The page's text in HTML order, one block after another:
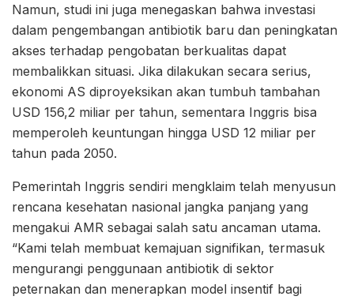
Namun, studi ini juga menegaskan bahwa investasi
dalam pengembangan antibiotik baru dan peningkatan
akses terhadap pengobatan berkualitas dapat
membalikkan situasi. Jika dilakukan secara serius,
ekonomi AS diproyeksikan akan tumbuh tambahan
USD 156,2 miliar per tahun, sementara Inggris bisa
memperoleh keuntungan hingga USD 12 miliar per
tahun pada 2050.
Pemerintah Inggris sendiri mengklaim telah menyusun
rencana kesehatan nasional jangka panjang yang
mengakui AMR sebagai salah satu ancaman utama.
“Kami telah membuat kemajuan signifikan, termasuk
mengurangi penggunaan antibiotik di sektor
peternakan dan menerapkan model insentif bagi